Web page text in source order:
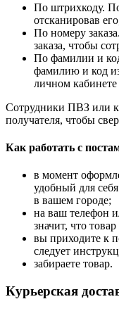
По штрихкоду.
отсканировав
По номеру
заказа, чтобы
По фамилии и
фамилию и код
личном
Сотрудники ПВЗ или
получателя, чтобы
Как работать с
в момент
удобный для себя
в вашем городе;
на ваш телефон
значит, что
вы приходите к
следует
забираете товар.
Курьерская